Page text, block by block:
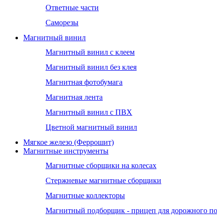
Ответные части
Саморезы
Магнитный винил
Магнитный винил с клеем
Магнитный винил без клея
Магнитная фотобумага
Магнитная лента
Магнитный винил с ПВХ
Цветной магнитный винил
Мягкое железо (Феррошит)
Магнитные инструменты
Магнитные сборщики на колесах
Стержневые магнитные сборщики
Магнитные коллекторы
Магнитный подборщик - прицеп для дорожного